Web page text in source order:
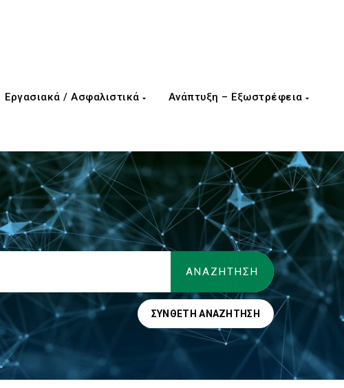
Εργασιακά / Ασφαλιστικά Ανάπτυξη – Εξωστρέφεια
ΣΎΝΘΕΤΗ ΑΝΑΖΉΤΗΣΗ